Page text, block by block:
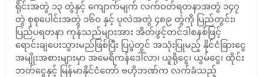
ရိုင်းအတွဲ ၁၃ တွဲနှင့် ကျောက်မျက် လက်ဝတ်ရတနာအတွဲ ၁၄၇
တွဲ စုစုပေါင်းအတွဲ ၁၆၀ နှင့် ပုလဲအတွဲ ၄၈၉ တွဲကို ပြည်တွင်း၊
ပြည်ပရတနာ ကုန်သည်များအား အိတ်ဖွင့်တင်ဒါစနစ်ဖြင့်
ရောင်းချပေးသွားမည်ဖြစ်ပြီး ပြပွဲတွင် အသုံးပြုမည့် နိုင်ငံခြားငွေ
အမျိုးအစားများမှာ အမေရိကန်ဒေါ်လာ၊ ယူရိုငွေ၊ ယွမ်ငွေ၊ ထိုင်း
ဘတ်ငွေနှင့် မြန်မာနိုင်ငံတော် ဗဟိုဘဏ်က လက်ခံသည့်